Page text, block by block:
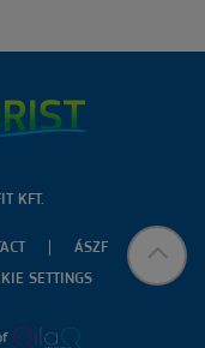
KFT.
ÁSZF
SETTINGS